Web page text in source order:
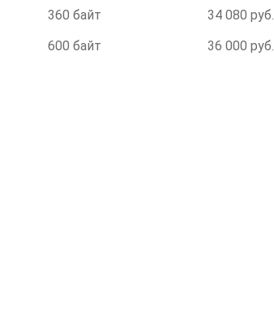
360 байт
34 080 руб.
600 байт 36 000 руб.